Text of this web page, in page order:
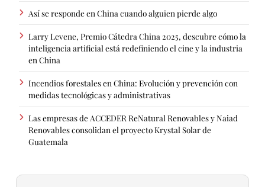
Así se responde en China cuando alguien pierde algo
Larry Levene, Premio Cátedra China 2025, descubre cómo la
inteligencia artificial está redefiniendo el cine y la industria
en China
Incendios forestales en China: Evolución y prevención con
medidas tecnológicas y administrativas
Las empresas de ACCEDER ReNatural Renovables y Naiad
Renovables consolidan el proyecto Krystal Solar de
Guatemala